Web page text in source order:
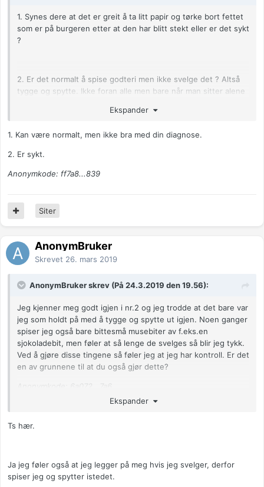
1. Synes dere at det er greit å ta litt papir og tørke bort fettet
som er på burgeren etter at den har blitt stekt eller er det sykt
?
2. Er det normalt å spise godteri men ikke svelge det ? Altså
tygge og spytte. Ikke foran alle men bare når man sitter alene
Hvor går grensa fra vanlig atferd til sykt ? Er det jeg gjør helt
normalt og noe som de fleste kan gjøre innimellom eller er jeg
vet om det er normalt eller ikke.
Ekspander
1. Kan være normalt, men ikke bra med din diagnose.
2. Er sykt.
Anonymkode: ff7a8...839
Siter
AnonymBruker
Skrevet 26. mars 2019
AnonymBruker skrev (På 24.3.2019 den 19.56):
Jeg kjenner meg godt igjen i nr.2 og jeg trodde at det bare var
jeg som holdt på med å tygge og spytte ut igjen. Noen ganger
spiser jeg også bare bittesmå musebiter av f.eks.en
sjokoladebit, men føler at så lenge de svelges så blir jeg tykk.
Ved å gjøre disse tingene så føler jeg at jeg har kontroll. Er det
en av grunnene til at du også gjør dette?
Anonymkode: 6a072...7a6
Ekspander
Ts hær.
Ja jeg føler også at jeg legger på meg hvis jeg svelger, derfor
spiser jeg og spytter istedet.